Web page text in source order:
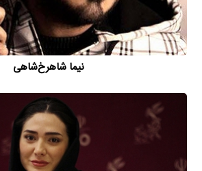
نیما شاهرخ‌شاهی